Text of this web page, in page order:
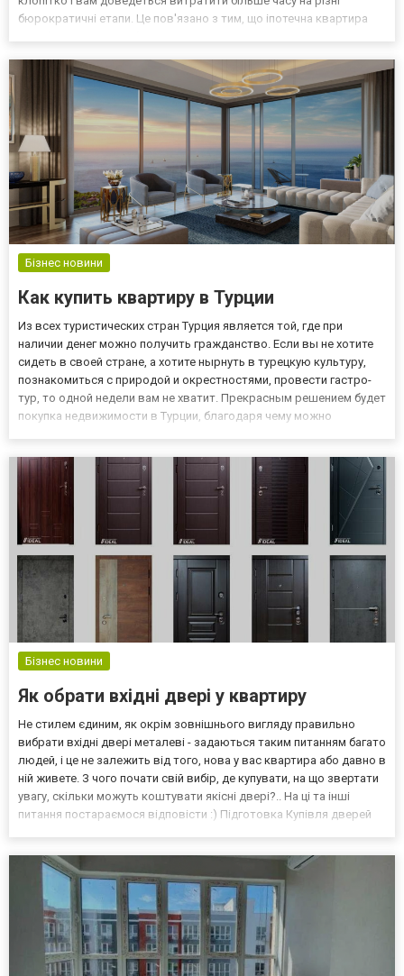
бюрократичні етапи. Це пов'язано з тим, що іпотечна квартира
Бізнес новини
Как купить квартиру в Турции
Из всех туристических стран Турция является той, где при
наличии денег можно получить гражданство. Если вы не хотите
сидеть в своей стране, а хотите нырнуть в турецкую культуру,
познакомиться с природой и окрестностями, провести гастро-
тур, то одной недели вам не хватит. Прекрасным решением будет
покупка недвижимости в Турции, благодаря чему можно
Бізнес новини
Як обрати вхідні двері у квартиру
Не стилем єдиним, як окрім зовнішнього вигляду правильно
вибрати вхідні двері металеві - задаються таким питанням багато
людей, і це не залежить від того, нова у вас квартира або давно в
ній живете. З чого почати свій вибір, де купувати, на що звертати
увагу, скільки можуть коштувати якісні двері?.. На ці та інші
питання постараємося відповісти :) Підготовка Купівля дверей